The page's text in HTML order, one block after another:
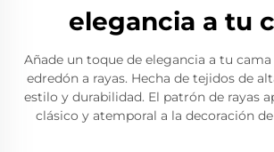
elegancia a tu
Añade un toque de elegancia a tu
edredón a rayas. Hecha de tejidos de
estilo y durabilidad. El patrón de rayas
clásico y atemporal a la decoración